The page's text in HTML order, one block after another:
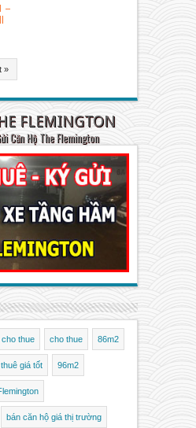
–
»
FLEMINGTON
Căn Hộ The Flemington
thue cho thue 86m2
giá tốt 96m2
bán căn hộ giá thị trường